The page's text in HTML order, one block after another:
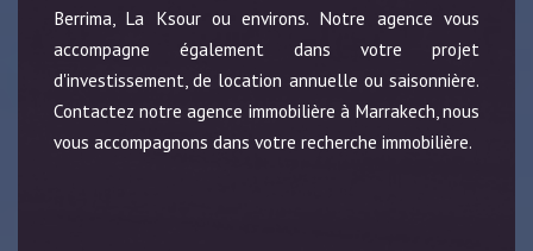
Berrima, La Ksour ou environs. Notre agence vous
accompagne également dans votre projet
d'investissement, de location annuelle ou saisonnière.
Contactez notre agence immobilière à Marrakech, nous
vous accompagnons dans votre recherche immobilière.